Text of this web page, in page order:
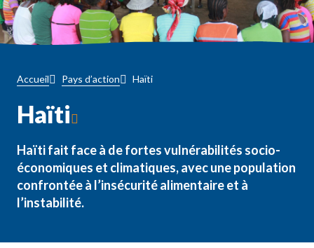
Accueil Pays d’action Haïti
Haïti
Haïti fait face à de fortes vulnérabilités socio-
économiques et climatiques, avec une population
confrontée à l’insécurité alimentaire et à
l’instabilité.